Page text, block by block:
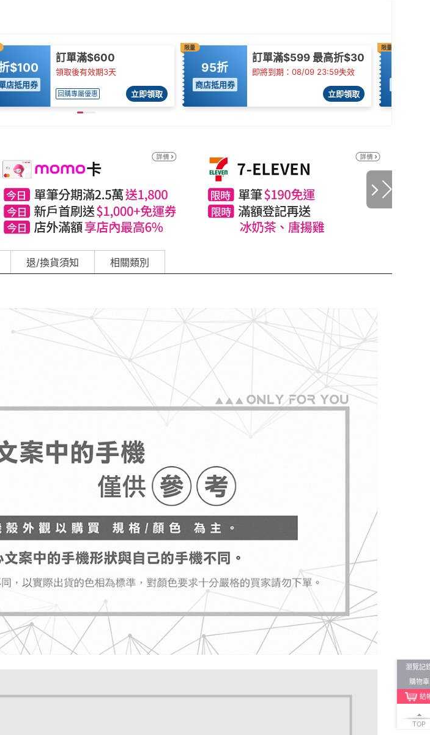
$100
店抵用券
訂單滿$600
領取後有效期3天
回購專屬優惠 立即領取
限量
95折
商店抵用券
訂單滿$599 最高折$30
即將到期：08/09 23:59失效
立即領取
限量
退/換貨須知 相關類別
瀏覽記
購物車
結
TOP